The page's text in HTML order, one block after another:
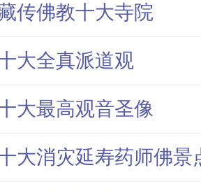
传佛教十大寺院
大全真派道观
大最高观音圣像
大消灾延寿药师佛景